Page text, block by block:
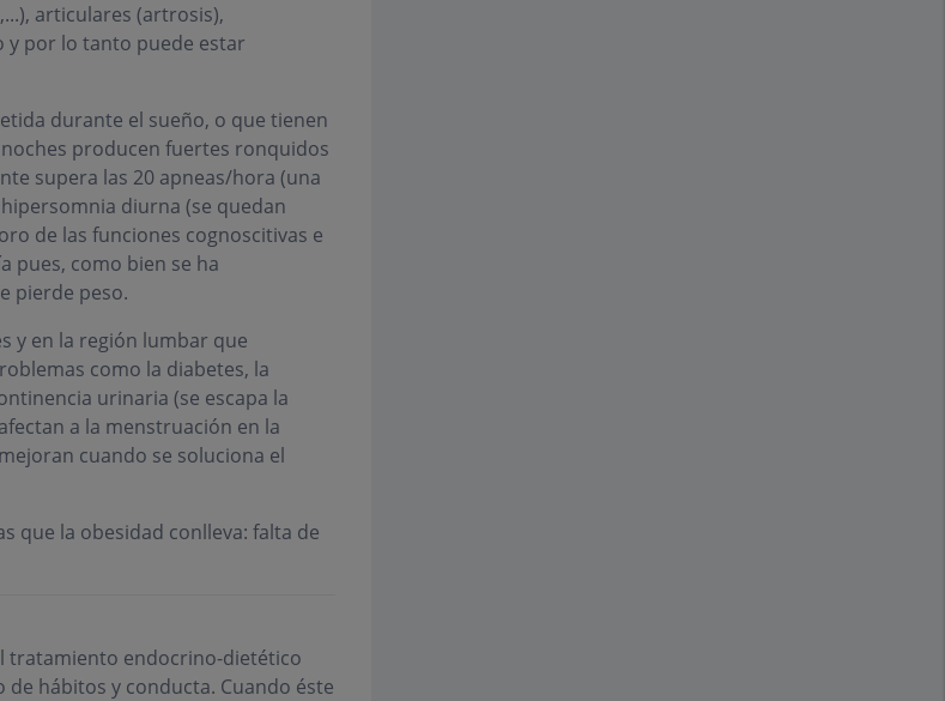
articulares (artrosis),
y por lo tanto puede estar
durante el sueño, o que tienen
producen fuertes ronquidos
supera las 20 apneas/hora (una
diurna (se quedan
de las funciones cognoscitivas e
pues, como bien se ha
pierde peso.
y en la región lumbar que
como la diabetes, la
urinaria (se escapa la
a la menstruación en la
cuando se soluciona el
que la obesidad conlleva: falta de
tratamiento endocrino-dietético
hábitos y conducta. Cuando éste